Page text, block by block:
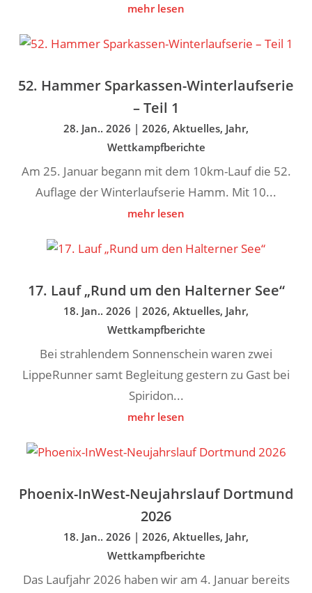
mehr lesen
52. Hammer Sparkassen-Winterlaufserie
– Teil 1
28. Jan.. 2026 | 2026, Aktuelles, Jahr,
Wettkampfberichte
Am 25. Januar begann mit dem 10km-Lauf die 52.
Auflage der Winterlaufserie Hamm. Mit 10...
mehr lesen
17. Lauf „Rund um den Halterner See“
18. Jan.. 2026 | 2026, Aktuelles, Jahr,
Wettkampfberichte
Bei strahlendem Sonnenschein waren zwei
LippeRunner samt Begleitung gestern zu Gast bei
Spiridon...
mehr lesen
Phoenix-InWest-Neujahrslauf Dortmund
2026
18. Jan.. 2026 | 2026, Aktuelles, Jahr,
Wettkampfberichte
Das Laufjahr 2026 haben wir am 4. Januar bereits